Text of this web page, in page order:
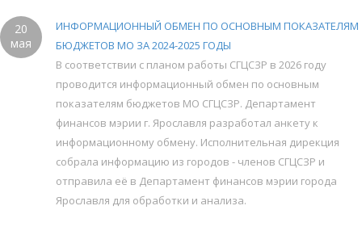
20
мая
ИНФОРМАЦИОННЫЙ ОБМЕН ПО ОСНОВНЫМ ПОКАЗАТЕЛЯМ
БЮДЖЕТОВ МО ЗА 2024-2025 ГОДЫ
В соответствии с планом работы СГЦСЗР в 2026 году
проводится информационный обмен по основным
показателям бюджетов МО СГЦСЗР. Департамент
финансов мэрии г. Ярославля разработал анкету к
информационному обмену. Исполнительная дирекция
собрала информацию из городов - членов СГЦСЗР и
отправила её в Департамент финансов мэрии города
Ярославля для обработки и анализа.